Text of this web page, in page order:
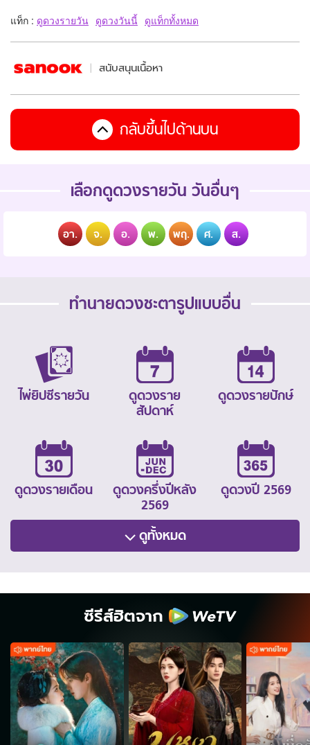
แท็ก : ดูดวงรายวัน ดูดวงวันนี้ ดูแท็กทั้งหมด
สนับสนุนเนื้อหา
กลับขึ้นไปด้านบน
เลือกดูดวงรายวัน วันอื่นๆ
อา. จ. อ. พ. พฤ. ศ. ส.
ทำนายดวงชะตารูปแบบอื่น
ไพ่ยิปซีรายวัน
ดูดวงราย
สัปดาห์
ดูดวงรายปักษ์
ดูดวงรายเดือน
ดูดวงครึ่งปีหลัง
2569
ดูดวงปี 2569
ดูทั้งหมด
ซีรีส์ฮิตจาก